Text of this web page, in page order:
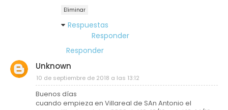
Eliminar
Respuestas
Responder
Responder
Unknown
10 de septiembre de 2018 a las 13:12
Buenos días
cuando empieza en Villareal de SAn Antonio el